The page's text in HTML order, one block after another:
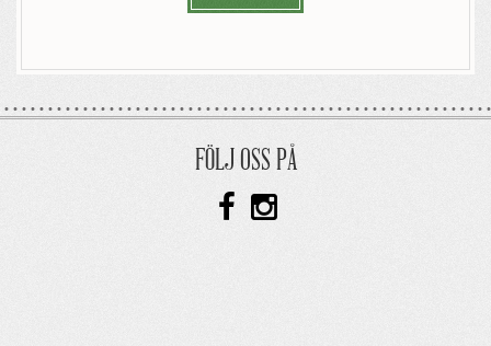
FÖLJ OSS PÅ